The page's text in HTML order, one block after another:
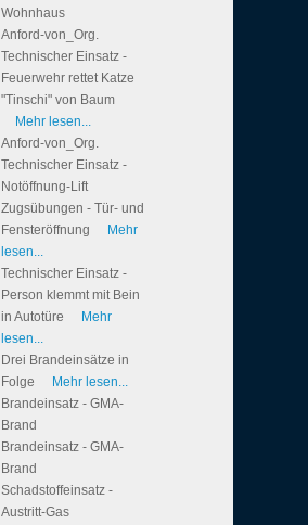
Wohnhaus
Anford-von_Org.
Technischer Einsatz -
Feuerwehr rettet Katze
"Tinschi" von Baum
Mehr lesen...
Anford-von_Org.
Technischer Einsatz -
Notöffnung-Lift
Zugsübungen - Tür- und
Fensteröffnung
Mehr
lesen...
Technischer Einsatz -
Person klemmt mit Bein
in Autotüre
Mehr
lesen...
Drei Brandeinsätze in
Folge
Mehr lesen...
Brandeinsatz - GMA-
Brand
Brandeinsatz - GMA-
Brand
Schadstoffeinsatz -
Austritt-Gas